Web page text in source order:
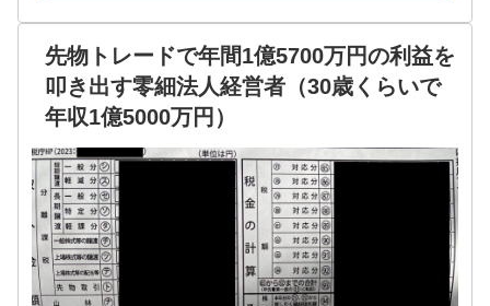
先物トレードで年間1億5700万円の利益を
叩き出す零細法人経営者（30歳くらいで
年収1億5000万円）